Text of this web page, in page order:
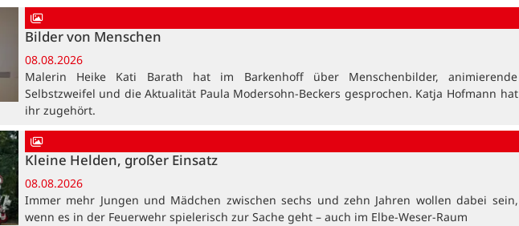
Bilder von Menschen
08.08.2026
Malerin Heike Kati Barath hat im Barkenhoff über Menschenbilder, animierende
Selbstzweifel und die Aktualität Paula Modersohn-Beckers gesprochen. Katja Hofmann hat
ihr zugehört.
Kleine Helden, großer Einsatz
08.08.2026
Immer mehr Jungen und Mädchen zwischen sechs und zehn Jahren wollen dabei sein,
wenn es in der Feuerwehr spielerisch zur Sache geht – auch im Elbe-Weser-Raum